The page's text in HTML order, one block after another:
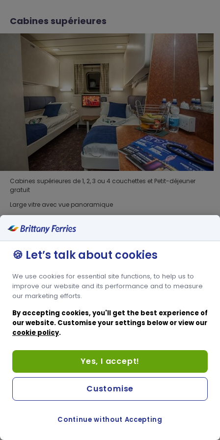
Cabines supérieures
Cabines supérieures de 1, 2, 3 ou 4 couchettes et Petit-déjeuner
gratuit
Large vitre avec vue panoramique
Corbeille de fruits et bouteille d’eau minérale offerts
Produits d’accueil et de douche luxueux gratuits
🍪 Let’s talk about cookies
We use cookies for essential site functions, to help us to
improve our website and its performance and to measure
our marketing efforts.
By accepting cookies, you'll get the best experience of
our website. Customise your settings below or view our
cookie policy.
Yes, I accept!
Continue without Accepting
Customise